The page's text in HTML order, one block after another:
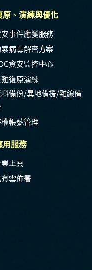
原、演練與優化
事件應變服務
病毒解密方案
資安監控中心
難復原演練
備份/異地備援/離線備
帳號管理
用服務
上雲
雲佈署